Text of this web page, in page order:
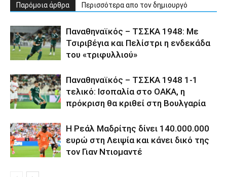
Παρόμοια άρθρα Περισσότερα απο τον δημιουργό
Παναθηναϊκός – ΤΣΣΚΑ 1948: Με
Τσιριβέγια και Πελίστρι η ενδεκάδα
του «τριφυλλιού»
Παναθηναϊκός – ΤΣΣΚΑ 1948 1-1
τελικό: Ισοπαλία στο ΟΑΚΑ, η
πρόκριση θα κριθεί στη Βουλγαρία
Η Ρεάλ Μαδρίτης δίνει 140.000.000
ευρώ στη Λειψία και κάνει δικό της
τον Γιαν Ντιομαντέ